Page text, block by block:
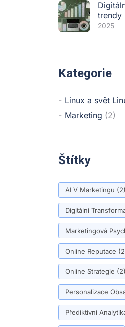
trendy
2025
Kategorie
Linux a svět
Marketing (2)
Štítky
AI V Marketingu (2)
Digitální
Marketingová
Online Reputace
Online Strategie (2)
Personalizace
Přediktivní